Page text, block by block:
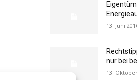
13. Juni
nur bei
13.